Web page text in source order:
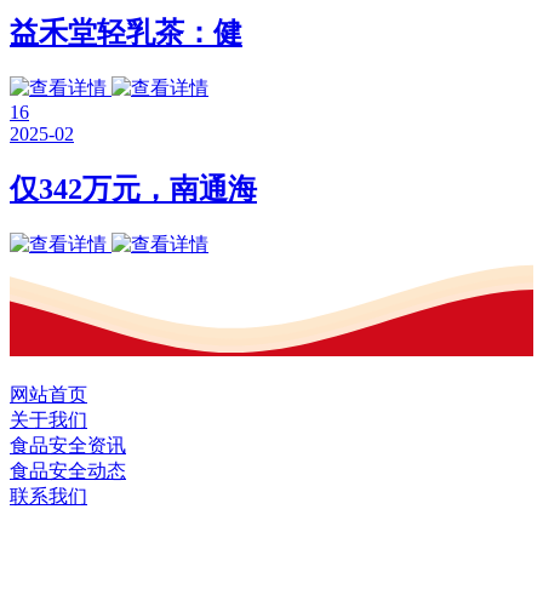
益禾堂轻乳茶：健
16
2025-02
仅342万元，南通海
网站首页
关于我们
食品安全资讯
食品安全动态
联系我们